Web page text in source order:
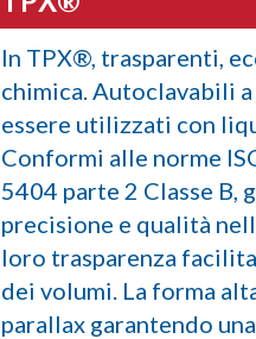
In TPX®, trasparenti,
chimica. Autoclavabili
essere utilizzati con
Conformi alle norme
5404 parte 2 Classe B,
precisione e qualità
loro trasparenza
dei volumi. La forma
parallax garantendo